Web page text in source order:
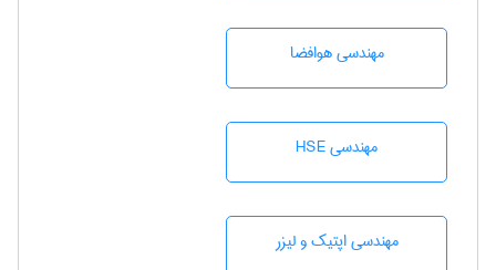
مهندسی هوافضا
مهندسی HSE
مهندسی اپتیک و لیزر